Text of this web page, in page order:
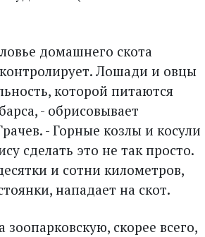
домашнего скота
Лошади и овцы
которой питаются
- обрисовывает
- Горные козлы и косули
сделать это не так просто.
и сотни километров,
нападает на скот.
скорее всего,